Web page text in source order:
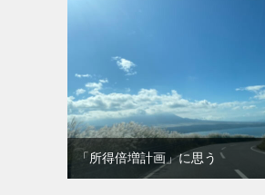
「所得倍増計画」に思う